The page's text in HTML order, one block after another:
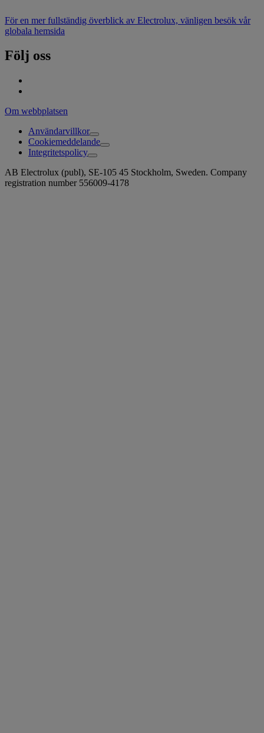
För en mer fullständig överblick av Electrolux, vänligen besök vår
globala hemsida
Följ oss
Om webbplatsen
Användarvillkor
Cookiemeddelande
Integritetspolicy
AB Electrolux (publ), SE-105 45 Stockholm, Sweden. Company
registration number 556009-4178